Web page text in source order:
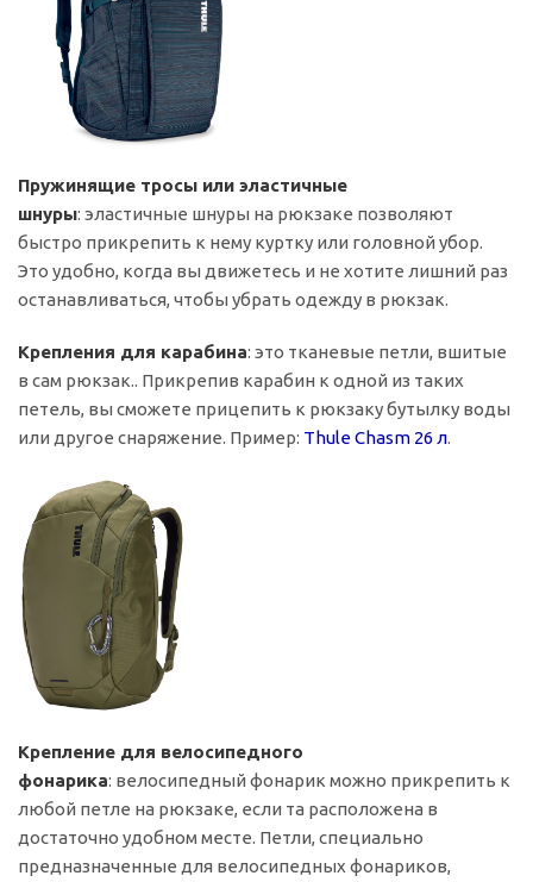
Пружинящие тросы или эластичные
шнуры: эластичные шнуры на рюкзаке позволяют
быстро прикрепить к нему куртку или головной убор.
Это удобно, когда вы движетесь и не хотите лишний раз
останавливаться, чтобы убрать одежду в рюкзак.
Крепления для карабина: это тканевые петли, вшитые
в сам рюкзак.. Прикрепив карабин к одной из таких
петель, вы сможете прицепить к рюкзаку бутылку воды
или другое снаряжение. Пример: Thule Chasm 26 л.
Крепление для велосипедного
фонарика: велосипедный фонарик можно прикрепить к
любой петле на рюкзаке, если та расположена в
достаточно удобном месте. Петли, специально
предназначенные для велосипедных фонариков,